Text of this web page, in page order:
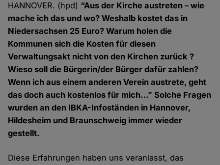
HANNOVER. (hpd) “Aus der Kirche austreten – wie
mache ich das und wo? Weshalb kostet das in
Niedersachsen 25 Euro? Warum holen die
Kommunen sich die Kosten für diesen
Verwaltungsakt nicht von den Kirchen zurück ?
Wieso soll die Bürgerin/der Bürger dafür zahlen?
Wenn ich aus einem anderen Verein austrete, geht
das doch auch kostenlos für mich…” Solche Fragen
wurden an den IBKA-Infoständen in Hannover,
Hildesheim und Braunschweig immer wieder
gestellt.
Diese Erfahrungen haben uns veranlasst, das